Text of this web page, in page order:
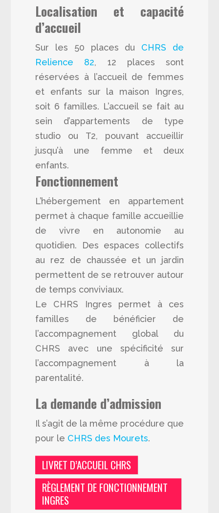
Localisation et capacité
d’accueil
Sur les 50 places du CHRS de
Relience 82, 12 places sont
réservées à l’accueil de femmes
et enfants sur la maison Ingres,
soit 6 familles. L’accueil se fait au
sein d’appartements de type
studio ou T2, pouvant accueillir
jusqu’à une femme et deux
enfants.
Fonctionnement
L’hébergement en appartement
permet à chaque famille accueillie
de vivre en autonomie au
quotidien. Des espaces collectifs
au rez de chaussée et un jardin
permettent de se retrouver autour
de temps conviviaux.
Le CHRS Ingres permet à ces
familles de bénéficier de
l’accompagnement global du
CHRS avec une spécificité sur
l’accompagnement à la
parentalité.
La demande d’admission
Il s’agit de la même procédure que
pour le CHRS des Mourets.
LIVRET D’ACCUEIL CHRS
RÈGLEMENT DE FONCTIONNEMENT
INGRES